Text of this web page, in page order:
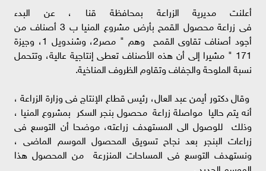
أعلنت مديرية الزراعة بمحافظة قنا ، عن البدء
فى زراعة محصول القمح بأرض مشروع المنيا ب 3 أصناف من
أجود أصناف تقاوى القمح وهم " مصر2، وشندويل 1، وجيزة
171 " مشيرا إلى أن هذه الأصناف تعطى إنتاجية عالية، وتتحمل
نسبة الملوحة والجفاف وتقاوم الظروف المناخية.
وقال دكتور أيمن عبد العال، رئيس قطاع الإنتاج فى وزارة الزراعة ،
أنه يتم حاليا مواصلة زراعة محصول بنجر السكر بمشروع المنيا ،
وذلك للوصول الى المستهدف زراعته، موضحا أن التوسع فى
زراعات البنجر بعد نجاح تسويق المحصول الموسم الماضى ،
ونستهدف التوسع فى المساحات المنزرعة من المحصول هذا